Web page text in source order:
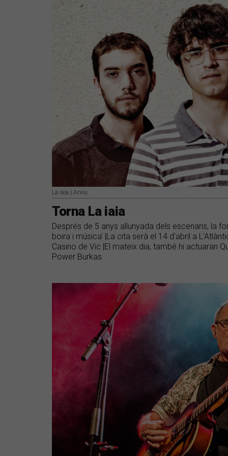
La iaia | Arxiu
Torna La iaia
Després de 5 anys allunyada dels escenaris, la
boira i música' |La cita serà el 14 d'abril a
Casino de Vic |El mateix dia, també hi actuaran
Power Burkas